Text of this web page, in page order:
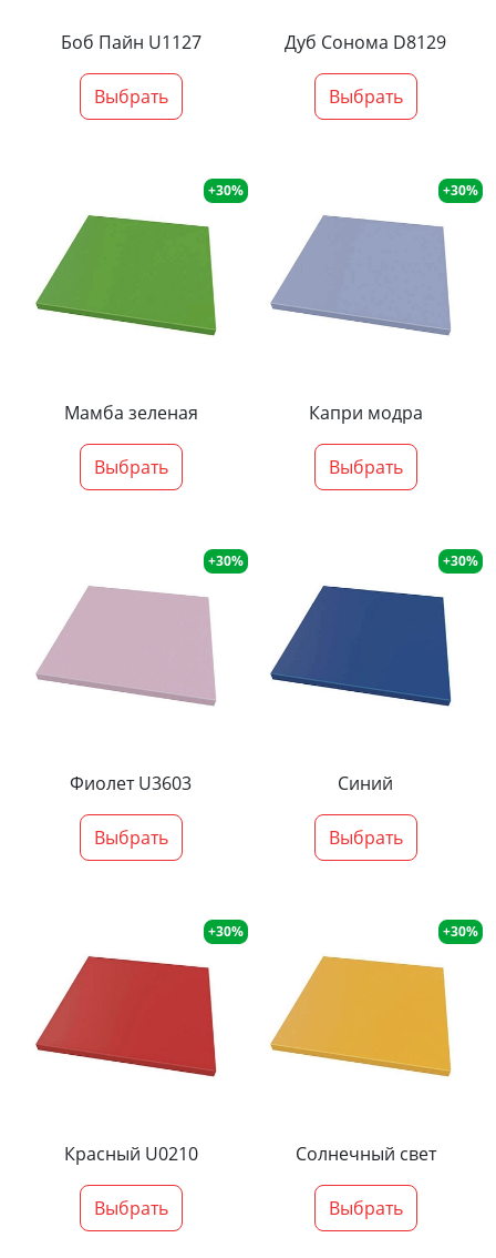
Боб Пайн U1127
Выбрать
Дуб Сонома D8129
Выбрать
+30%
Мамба зеленая
Выбрать
+30%
Капри модра
Выбрать
+30%
Фиолет U3603
Выбрать
+30%
Синий
Выбрать
+30%
Красный U0210
Выбрать
+30%
Солнечный свет
Выбрать